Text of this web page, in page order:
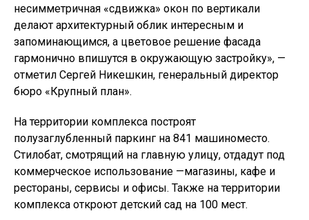
несимметричная «сдвижка» окон по вертикали
делают архитектурный облик интересным и
запоминающимся, а цветовое решение фасада
гармонично впишутся в окружающую застройку», —
отметил Сергей Никешкин, генеральный директор
бюро «Крупный план».
На территории комплекса построят
полузаглубленный паркинг на 841 машиноместо.
Стилобат, смотрящий на главную улицу, отдадут под
коммерческое использование —магазины, кафе и
рестораны, сервисы и офисы. Также на территории
комплекса откроют детский сад на 100 мест.